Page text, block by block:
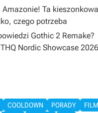
Amazonie! Ta
czego potrzeba
Gothic 2 Remake?
Nordic Showcase 2026
COOLDOWN PORADY